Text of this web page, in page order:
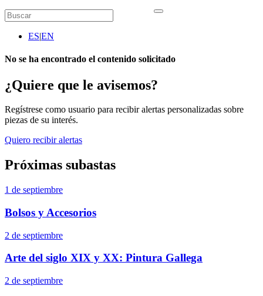
ES|EN
No se ha encontrado el contenido solicitado
¿Quiere que le avisemos?
Regístrese como usuario para recibir alertas personalizadas sobre
piezas de su interés.
Quiero recibir alertas
Próximas subastas
1 de septiembre
Bolsos y Accesorios
2 de septiembre
Arte del siglo XIX y XX: Pintura Gallega
2 de septiembre